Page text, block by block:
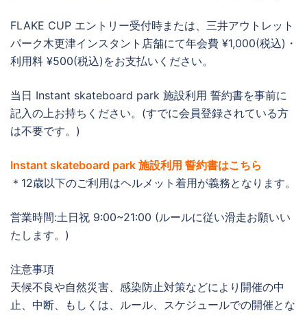
FLAKE CUP エントリー受付時または、三井アウトレット
パーク木更津インスタント店舗にて年会費 ¥1,000(税込)・
利用料 ¥500(税込)をお支払いください。
当日 Instant skateboard park 施設利用 誓約書を事前に
記入の上お持ちください。(すでに会員登録されている方
は不要です。)
Instant skateboard park 施設利用 誓約書はこちら
＊12歳以下のご利用はヘルメット着用が義務となります。
営業時間:土日祝 9:00~21:00 (ルールに従い滑走お願いい
たします。)
注意事項
天候不良や自然災害、感染防止対策などにより開催の中
止、中断、もしくは、ルール、スケジュールでの開催とな